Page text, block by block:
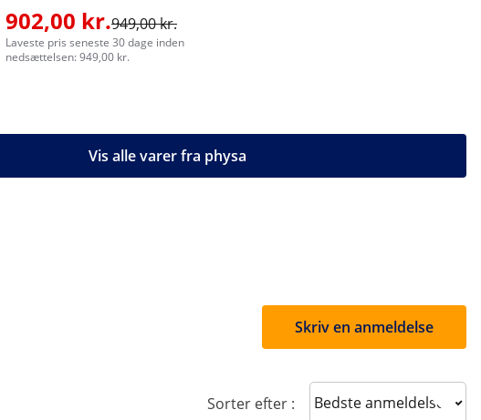
902,00 kr.949,00 kr.
Laveste pris seneste 30 dage inden
nedsættelsen: 949,00 kr.
Vis alle varer fra physa
Skriv en anmeldelse
Sorter efter : Sort reviews